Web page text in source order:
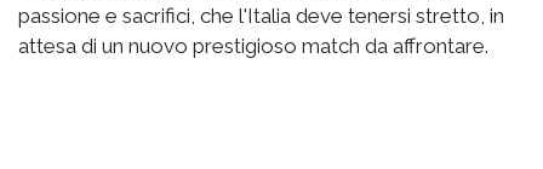
passione e sacrifici, che l'Italia deve tenersi stretto, in
attesa di un nuovo prestigioso match da affrontare.